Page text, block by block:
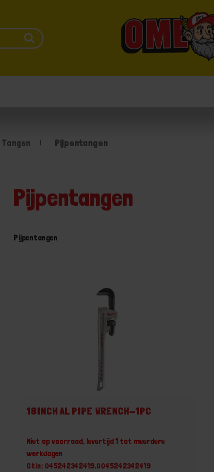
Tangen Pijpentangen
Pijpentangen
Pijpentangen
18INCH AL PIPE WRENCH-1PC
Niet op voorraad, levertijd 1 tot meerdere
werkdagen
Gtin: 045242342419,0045242342419